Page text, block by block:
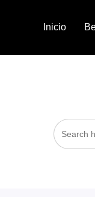
Inicio
Search
for: